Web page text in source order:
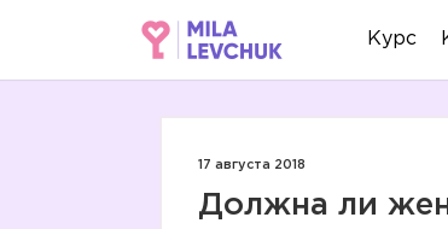
Курс
17 августа 2018
Должна ли